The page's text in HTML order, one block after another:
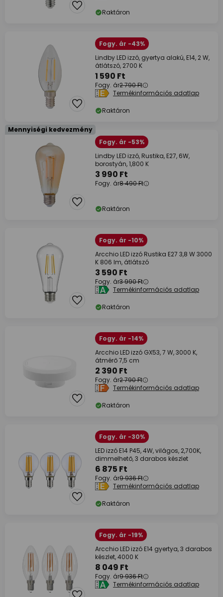
Raktáron
Fogy. ár -43%
Lindby LED izzó, gyertya alakú, E14, 2 W,
átlátszó, 2700 K
1 590 Ft
Fogy. ár2 790 Ft
Termékinformációs adatlap
Raktáron
Mennyiségi kedvezmény
Fogy. ár -53%
Lindby LED izzó, Rustika, E27, 6W,
borostyán, 1,800 K
3 990 Ft
Fogy. ár8 490 Ft
Raktáron
Fogy. ár -10%
Arcchio LED izzó Rustika E27 3,8 W 3000
K 806 lm, átlátszó
3 590 Ft
Fogy. ár3 990 Ft
Termékinformációs adatlap
Raktáron
Fogy. ár -14%
Arcchio LED izzó GX53, 7 W, 3000 K,
átmérő 7,5 cm
2 390 Ft
Fogy. ár2 790 Ft
Termékinformációs adatlap
Raktáron
Fogy. ár -30%
LED izzó E14 P45, 4W, világos, 2,700K,
dimmelhető, 3 darabos készlet
6 875 Ft
Fogy. ár9 936 Ft
Termékinformációs adatlap
Raktáron
Fogy. ár -19%
Arcchio LED izzó E14 gyertya, 3 darabos
készlet, 4000 K
8 049 Ft
Fogy. ár9 936 Ft
Termékinformációs adatlap